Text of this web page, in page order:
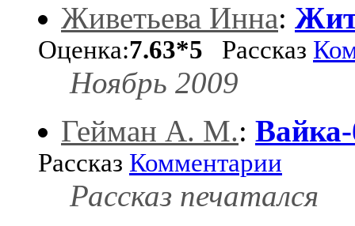
Живетьева Инна:
Оценка:7.63*5 Рассказ
Ноябрь 2009
Гейман А. М.:
Рассказ Комментарии
Рассказ печатался